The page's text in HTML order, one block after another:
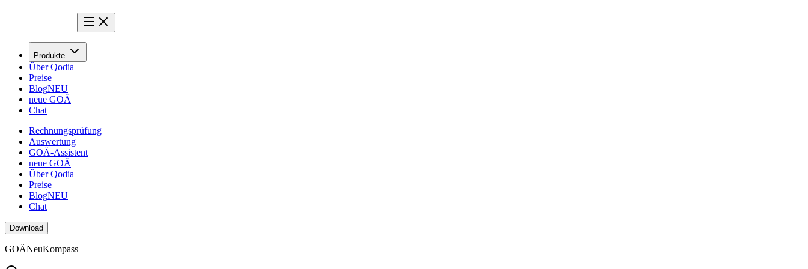
Produkte
Über Qodia
Preise
BlogNEU
neue GOÄ
Chat
Rechnungsprüfung
Auswertung
GOÄ-Assistent
neue GOÄ
Über Qodia
Preise
BlogNEU
Chat
Download
GOÄNeuKompass